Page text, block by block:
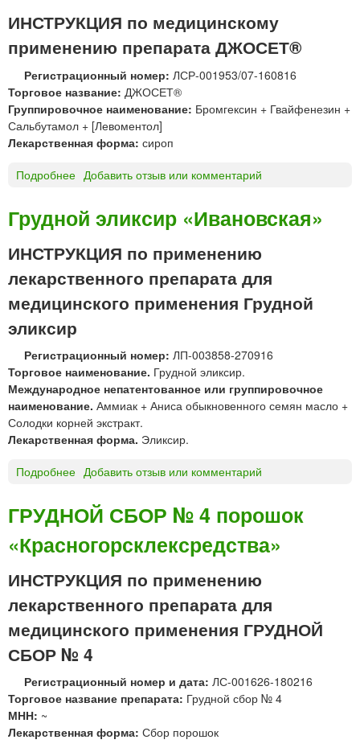
р
ь
О
Р
О
М
®
Р
А
Т
Е
Л
Ь
Н
Ы
П
С
И
А
Л
ИНСТРУКЦИЯ по медицинскому
применению препарата ДЖОСЕТ®
Регистрационный номер: ЛСР-001953/07-160816
Торговое название: ДЖОСЕТ®
Группировочное наименование: Бромгексин + Гвайфенезин +
Сальбутамол + [Левоментол]
Лекарственная форма: сироп
Подробнее
Ж
О
Е
Т
с
и
о
п
Добавить отзыв или комментарий
Грудной эликсир «Ивановская»
ИНСТРУКЦИЯ по применению
лекарственного препарата для
медицинского применения Грудной
эликсир
Регистрационный номер: ЛП-003858-270916
Торговое наименование. Грудной эликсир.
Международное непатентованное или группировочное
наименование. Аммиак + Аниса обыкновенного семян масло +
Солодки корней экстракт.
Лекарственная форма. Эликсир.
Подробнее
р
у
д
н
о
й
э
л
и
к
и
р
И
Добавить отзыв или комментарий
ГРУДНОЙ СБОР № 4 порошок
«Красногорсклексредства»
ИНСТРУКЦИЯ по применению
лекарственного препарата для
медицинского применения ГРУДНОЙ
СБОР № 4
Регистрационный номер и дата: ЛС-001626-180216
Торговое название препарата: Грудной сбор № 4
МНН: ~
Лекарственная форма: Сбор порошок